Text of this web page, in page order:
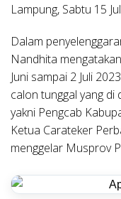
Lampung, Sabtu 15
Dalam
Nandhita
Juni sampai 2 Juli
calon tunggal yang di
yakni Pengcab
Ketua Carateker
menggelar Musprov